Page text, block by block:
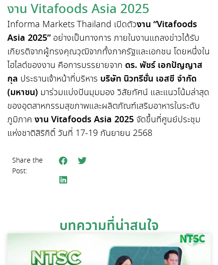
งาน Vitafoods Asia 2025
Informa Markets Thailand เปิดตัวงาน “Vitafoods
Asia 2025”อย่างเป็นทางการ ภายในงานแถลงข่าวได้รับ
เกียรติจากผู้ทรงคุณวุฒิจากทั้งภาครัฐและเอกชน โดยหนึ่งใน
ไฮไลต์ของงาน คือการบรรยายจาก ดร. พัชร์ เอกปัญญาส
กุล ประธานเจ้าหน้าที่บริหาร บริษัท นิวทรีชั่น เอสซี จำกัด
(มหาชน) มาร่วมแบ่งปันมุมมอง วิสัยทัศน์ และแนวโน้มล่าสุด
ของอุตสาหกรรมสุขภาพและผลิตภัณฑ์เสริมอาหารในระดับ
ภูมิภาค งาน Vitafoods Asia 2025จัดขึ้นที่ศูนย์ประชุม
แห่งชาติสิริกิติ์ วันที่ 17-19 กันยายน 2568
Share the
Post:
บทความที่น่าสนใจ